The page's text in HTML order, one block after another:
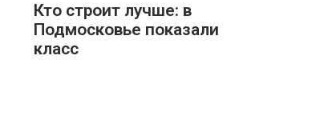
Кто строит лучше: в
Подмосковье показали
класс